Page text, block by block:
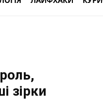
зірки